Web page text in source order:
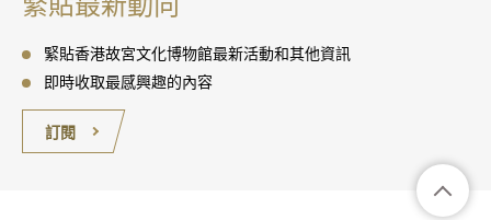
緊貼香港故宮文化博物館最新活動和其他資訊
即時收取最感興趣的內容
訂閱